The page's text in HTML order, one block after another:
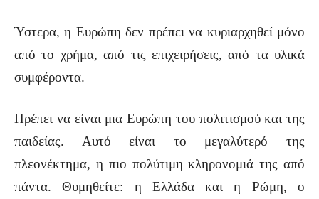
Ύστερα, η Ευρώπη δεν πρέπει να κυριαρχηθεί μόνο
από το χρήμα, από τις επιχειρήσεις, από τα υλικά
συμφέροντα.
Πρέπει να είναι μια Ευρώπη του πολιτισμού και της
παιδείας. Αυτό είναι το μεγαλύτερό της
πλεονέκτημα, η πιο πολύτιμη κληρονομιά της από
πάντα. Θυμηθείτε: η Ελλάδα και η Ρώμη, ο